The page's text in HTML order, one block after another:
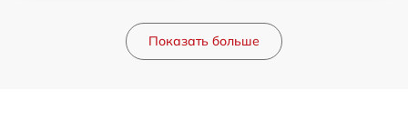
Показать больше